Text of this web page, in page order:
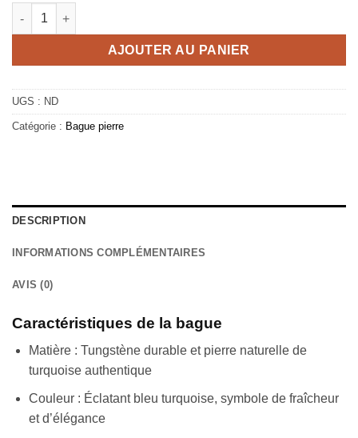
quantité de Bague homme pierre bleu turquoise
AJOUTER AU PANIER
UGS : ND
Catégorie : Bague pierre
DESCRIPTION
INFORMATIONS COMPLÉMENTAIRES
AVIS (0)
Caractéristiques de la bague
Matière : Tungstène durable et pierre naturelle de
turquoise authentique
Couleur : Éclatant bleu turquoise, symbole de fraîcheur
et d’élégance